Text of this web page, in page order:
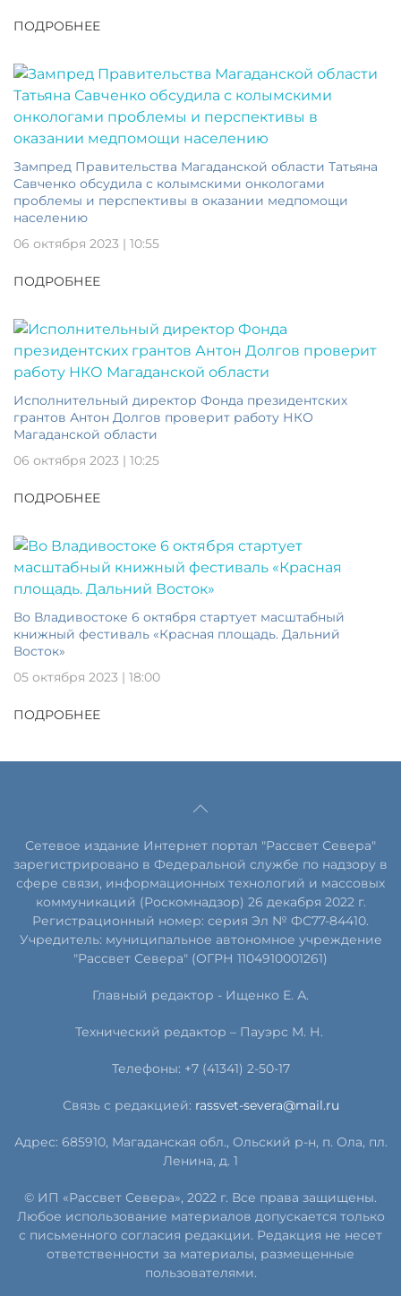
ПОДРОБНЕЕ
Зампред Правительства Магаданской области Татьяна
Савченко обсудила с колымскими онкологами
проблемы и перспективы в оказании медпомощи
населению
06 октября 2023 | 10:55
ПОДРОБНЕЕ
Исполнительный директор Фонда президентских
грантов Антон Долгов проверит работу НКО
Магаданской области
06 октября 2023 | 10:25
ПОДРОБНЕЕ
Во Владивостоке 6 октября стартует масштабный
книжный фестиваль «Красная площадь. Дальний
Восток»
05 октября 2023 | 18:00
ПОДРОБНЕЕ
Сетевое издание Интернет портал "Рассвет Севера"
зарегистрировано в Федеральной службе по надзору в
сфере связи, информационных технологий и массовых
коммуникаций (Роскомнадзор) 26 декабря 2022 г.
Регистрационный номер: серия Эл № ФС77-84410.
Учредитель: муниципальное автономное учреждение
"Рассвет Севера" (ОГРН 1104910001261)
Главный редактор - Ищенко Е. А.
Технический редактор – Пауэрс М. Н.
Телефоны: +7 (41341) 2-50-17
Связь с редакцией: rassvet-severa@mail.ru
Адрес: 685910, Магаданская обл., Ольский р-н, п. Ола, пл.
Ленина, д. 1
© ИП «Рассвет Севера», 2022 г. Все права защищены.
Любое использование материалов допускается только
с письменного согласия редакции. Редакция не несет
ответственности за материалы, размещенные
пользователями.